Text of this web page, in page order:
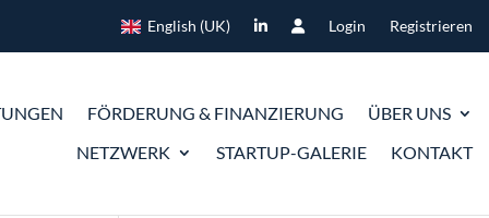
English (UK) Login Registrieren
FÖRDERUNG & FINANZIERUNG
ÜBER UNS
NETZWERK
STARTUP-GALERIE KONTAKT